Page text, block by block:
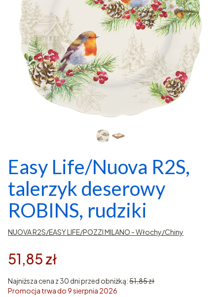
Easy Life/Nuova R2S,
talerzyk deserowy
ROBINS, rudziki
NUOVA R2S/EASY LIFE/POZZI MILANO - Włochy/Chiny
51,85 zł
Najniższa cena z 30 dni przed obniżką:51,85 zł
Promocja trwa do 9 sierpnia 2026